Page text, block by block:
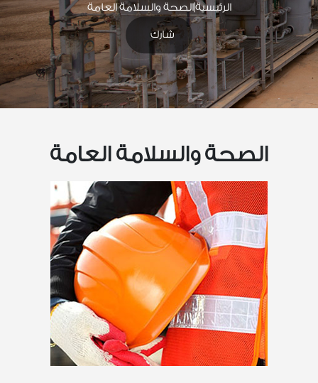
الرئيسية|الصحة والسلامة العامة
شارك
الصحة والسلامة العامة